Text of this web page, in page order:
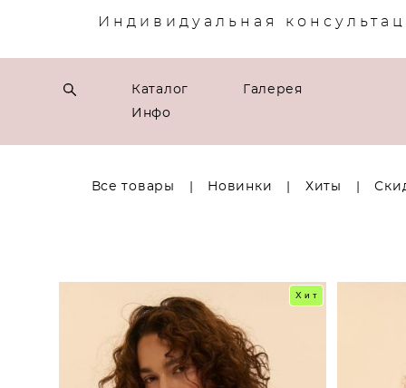
Индивидуальная
Каталог
Галерея
Инфо
Все товары Новинки Хиты
Хит